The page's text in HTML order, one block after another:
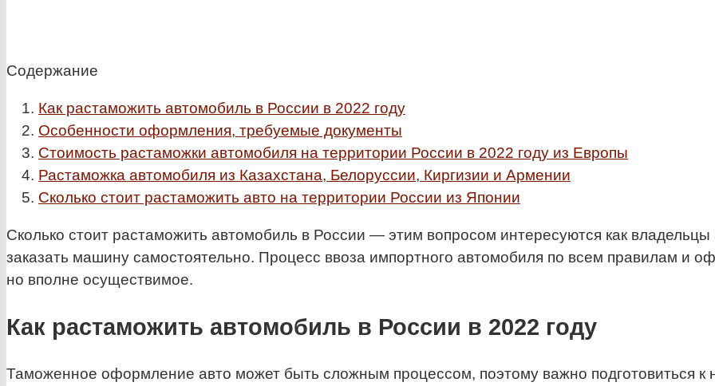
Содержание
Как растаможить автомобиль в России в 2022 году
Особенности оформления, требуемые документы
Стоимость растаможки автомобиля на территории России в 2022 году из Европы
Растаможка автомобиля из Казахстана, Белоруссии, Киргизии и Армении
Сколько стоит растаможить авто на территории России из Японии
Сколько стоит растаможить автомобиль в России — этим вопросом интересуются как
заказать машину самостоятельно. Процесс ввоза импортного автомобиля по всем правилам и
но вполне осуществимое.
Как растаможить автомобиль в России в 2022 году
Таможенное оформление авто может быть сложным процессом, поэтому важно подготовиться к